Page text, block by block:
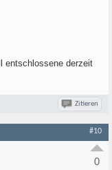
entschlossene derzeit
Zitieren
#10
0